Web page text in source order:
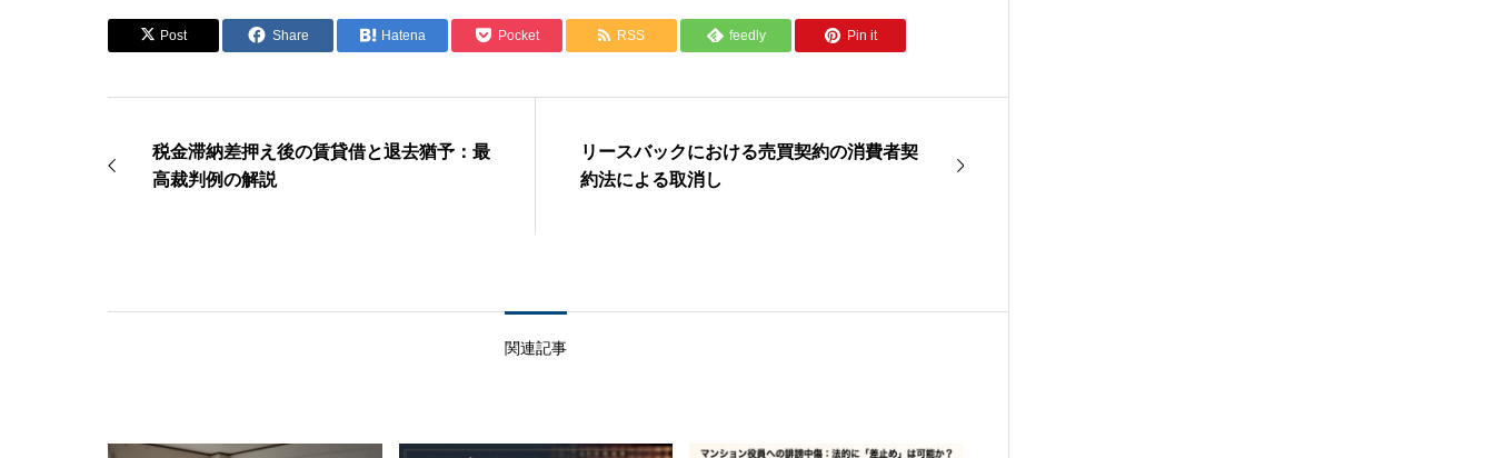
Post Share Hatena Pocket RSS feedly Pin it
税金滞納差押え後の賃貸借と退去猶予：最
高裁判例の解説
リースバックにおける売買契約の消費者契
約法による取消し
関連記事